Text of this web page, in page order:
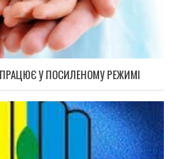
У ПОСИЛЕНОМУ РЕЖИМІ